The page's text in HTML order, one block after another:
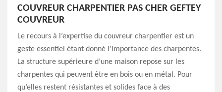
COUVREUR CHARPENTIER PAS CHER GEFTEY
COUVREUR
Le recours à l’expertise du couvreur charpentier est un
geste essentiel étant donné l’importance des charpentes.
La structure supérieure d’une maison repose sur les
charpentes qui peuvent être en bois ou en métal. Pour
qu’elles restent résistantes et solides face à des